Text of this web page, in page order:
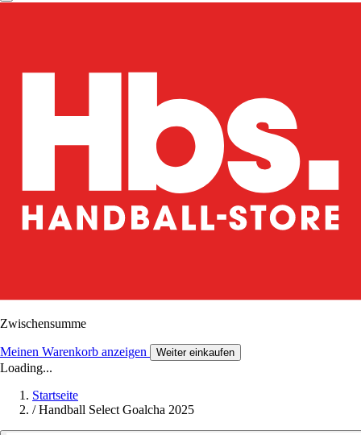
Zwischensumme
Meinen Warenkorb anzeigen Weiter einkaufen
Loading...
Startseite
/ Handball Select Goalcha 2025